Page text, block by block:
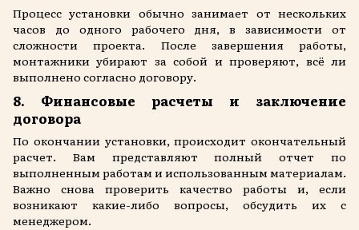
Процесс установки обычно занимает от нескольких
часов до одного рабочего дня, в зависимости от
сложности проекта. После завершения работы,
монтажники убирают за собой и проверяют, всё ли
выполнено согласно договору.
8. Финансовые расчеты и заключение
договора
По окончании установки, происходит окончательный
расчет. Вам представляют полный отчет по
выполненным работам и использованным материалам.
Важно снова проверить качество работы и, если
возникают какие-либо вопросы, обсудить их с
менеджером.